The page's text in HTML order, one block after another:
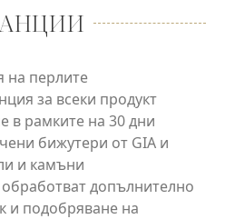
на перлите
за всеки продукт
в рамките на 30 дни
бижутери от GIA и
и камъни
допълнително
и подобряване на